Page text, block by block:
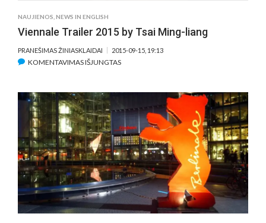
NAUJIENOS,NEWS IN ENGLISH
Viennale Trailer 2015 by Tsai Ming-liang
PRANEŠIMAS ŽINIASKLAIDAI 2015-09-15, 19:13
KOMENTAVIMAS IŠJUNGTASĮRAŠE
BY
TSAI
MING-
LIANG